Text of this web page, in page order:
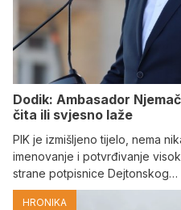
Dodik: Ambasador
čita ili svjesno laže
PIK je izmišljeno tijelo, nema
imenovanje i potvrđivanje
strane potpisnice Dejtonskog…
HRONIKA